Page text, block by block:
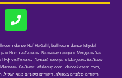
dance Nof HaGalil, ballroom dance Migdal
в Ноф ха-Галиль, Бальные танцы в Мигдаль Ха-
Ноф ха-Галиль, Летний лагерь в Мигдаль Ха-Эмек,
Ха-Эмек, afulacup.com, dancekesem.com,
ריקודים סלוניים בעפולה, ריקודים סלוניים בנוף הגליל,